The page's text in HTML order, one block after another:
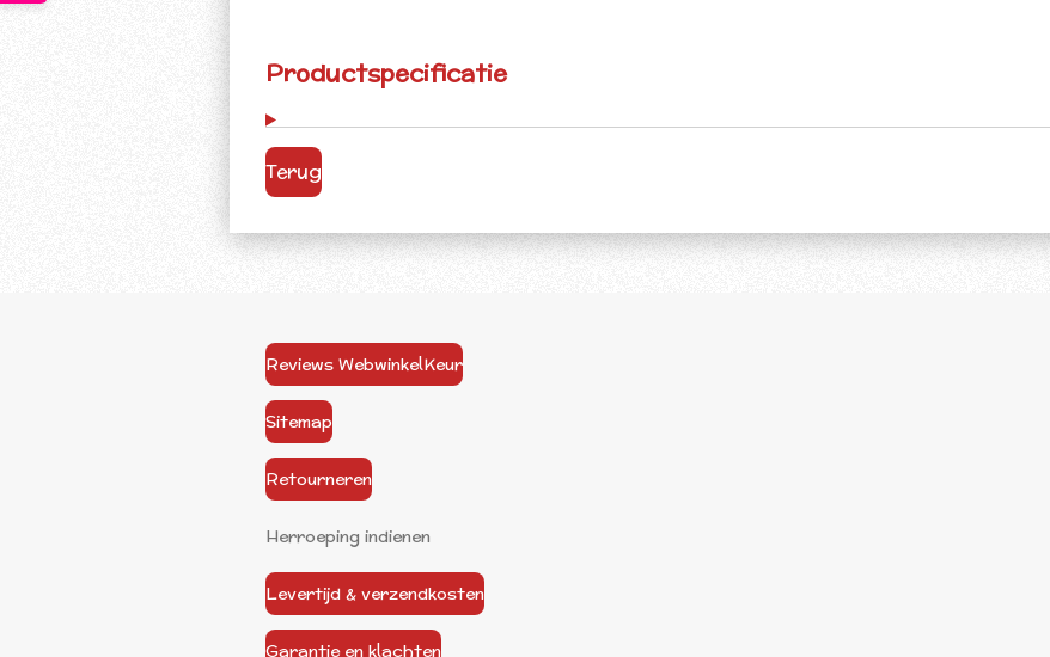
Productspecificatie
Terug
Reviews WebwinkelKeur
Sitemap
Retourneren
Herroeping indienen
Levertijd & verzendkosten
Garantie en klachten